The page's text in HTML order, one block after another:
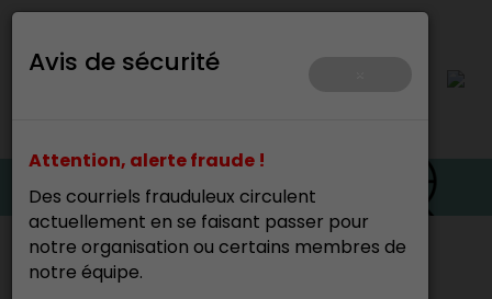
Avis de sécurité
Attention, alerte fraude !
Des courriels frauduleux circulent
actuellement en se faisant passer pour
notre organisation ou certains membres de
notre équipe.
Accueil>Ressources et outils>Ressources
documentaires